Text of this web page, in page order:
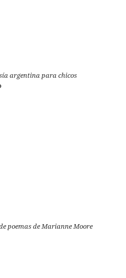
argentina para chicos
poemas de Marianne Moore